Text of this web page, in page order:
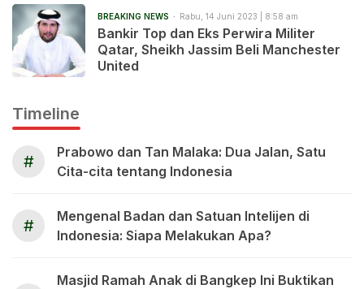
BREAKING NEWS Rabu, 14 Juni 2023 | 8:58 am
Bankir Top dan Eks Perwira Militer
Qatar, Sheikh Jassim Beli Manchester
United
Timeline
#
Prabowo dan Tan Malaka: Dua Jalan, Satu
Cita-cita tentang Indonesia
#
Mengenal Badan dan Satuan Intelijen di
Indonesia: Siapa Melakukan Apa?
Masjid Ramah Anak di Bangkep Ini Buktikan